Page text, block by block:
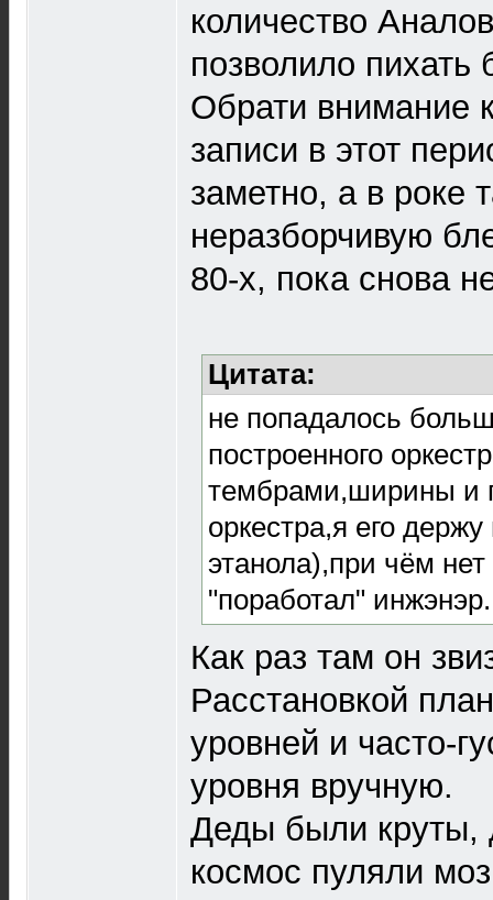
количество
позволило
Обрати внимание
записи в этот
заметно, а в роке
неразборчивую
80-х, пока снова
Цитата:
не попадалось
построенного
тембрами,ширины и
оркестра,я его
этанола),при чём
"поработал" инжэнэр.
Как раз там он
Расстановкой
уровней и часто-
уровня вручную.
Деды были круты,
космос пуляли